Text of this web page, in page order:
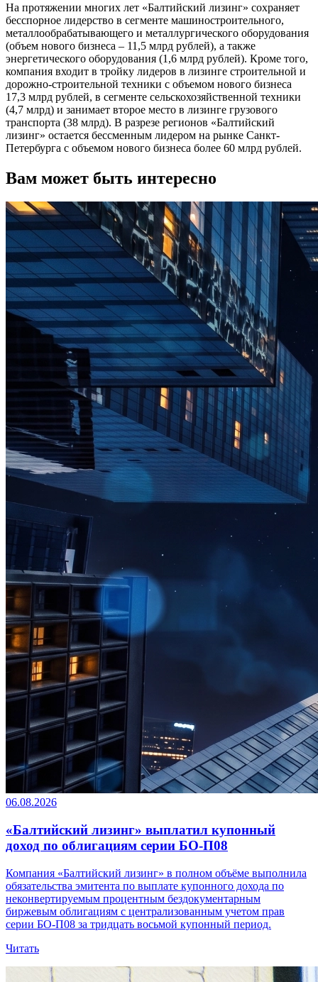
На протяжении многих лет «Балтийский лизинг» сохраняет
бесспорное лидерство в сегменте машиностроительного,
металлообрабатывающего и металлургического оборудования
(объем нового бизнеса – 11,5 млрд рублей), а также
энергетического оборудования (1,6 млрд рублей). Кроме того,
компания входит в тройку лидеров в лизинге строительной и
дорожно-строительной техники с объемом нового бизнеса
17,3 млрд рублей, в сегменте сельскохозяйственной техники
(4,7 млрд) и занимает второе место в лизинге грузового
транспорта (38 млрд). В разрезе регионов «Балтийский
лизинг» остается бессменным лидером на рынке Санкт-
Петербурга с объемом нового бизнеса более 60 млрд рублей.
Вам может быть интересно
06.08.2026
«Балтийский лизинг» выплатил купонный
доход по облигациям серии БО-П08
Компания «Балтийский лизинг» в полном объёме выполнила
обязательства эмитента по выплате купонного дохода по
неконвертируемым процентным бездокументарным
биржевым облигациям с централизованным учетом прав
серии БО-П08 за тридцать восьмой купонный период.
Читать